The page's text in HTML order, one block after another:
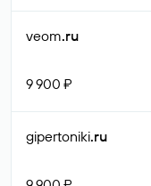
veom.ru
9 900 ₽
gipertoniki.ru